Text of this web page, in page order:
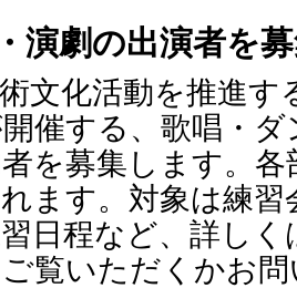
演劇の出演者を
文化活動を推進す
催する、歌唱・
を募集します。
ます。対象は練
日程など、詳し
覧いただくかお